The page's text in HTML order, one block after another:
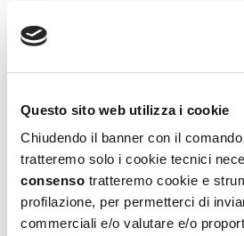
Questo sito web utilizza i cookie
Chiudendo il banner con il comando
tratteremo solo i cookie tecnici
consenso tratteremo cookie e
profilazione, per permetterci di
commerciali e/o valutare e/o
29,99€
Aggiungi al